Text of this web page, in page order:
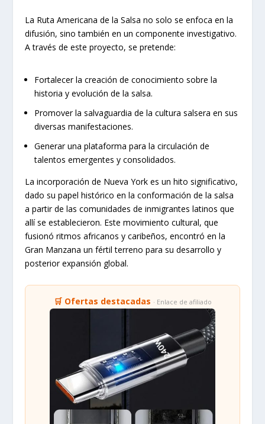
La Ruta Americana de la Salsa no solo se enfoca en la
difusión, sino también en un componente investigativo.
A través de este proyecto, se pretende:
Fortalecer la creación de conocimiento sobre la
historia y evolución de la salsa.
Promover la salvaguardia de la cultura salsera en sus
diversas manifestaciones.
Generar una plataforma para la circulación de
talentos emergentes y consolidados.
La incorporación de Nueva York es un hito significativo,
dado su papel histórico en la conformación de la salsa
a partir de las comunidades de inmigrantes latinos que
allí se establecieron. Este movimiento cultural, que
fusionó ritmos africanos y caribeños, encontró en la
Gran Manzana un fértil terreno para su desarrollo y
posterior expansión global.
🛒 Ofertas destacadas · Enlace de afiliado